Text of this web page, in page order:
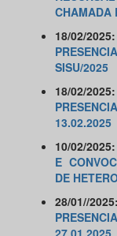
CHAMADA
18/02/
SISU/2025
18/02/2025:
13.02.2025
10/02/2025:
E
DE
28/01//